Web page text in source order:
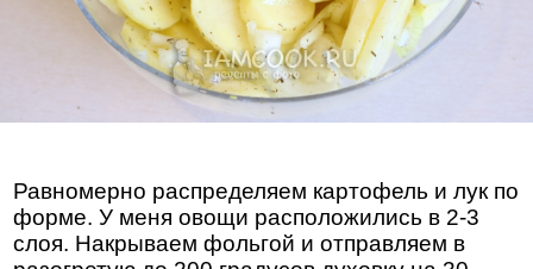
Равномерно распределяем картофель и лук по
форме. У меня овощи расположились в 2-3
слоя. Накрываем фольгой и отправляем в